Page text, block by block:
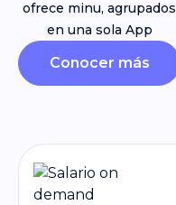
ofrece minu, agrupados
en una sola App
Conocer más